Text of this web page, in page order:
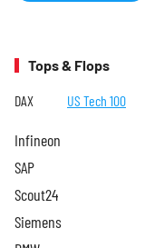
Tops & Flops
DAX US Tech 100
Infineon
SAP
Scout24
Siemens